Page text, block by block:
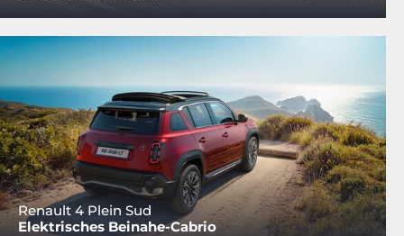
Renault 4 Plein Sud
Elektrisches Beinahe-Cabrio